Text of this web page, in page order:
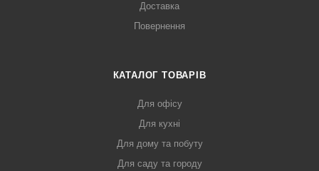
Доставка
Повернення
КАТАЛОГ ТОВАРІВ
Для офісу
Для кухні
Для дому та побуту
Для саду та городу